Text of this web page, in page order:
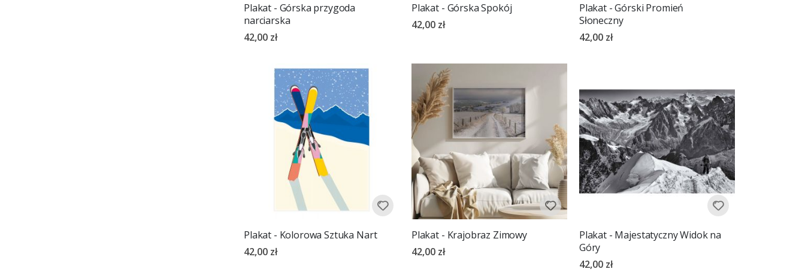
Plakat - Górska przygoda
narciarska
42,00 zł
Plakat - Górska Spokój
42,00 zł
Plakat - Górski Promień
Słoneczny
42,00 zł
Plakat - Kolorowa Sztuka Nart
42,00 zł
Plakat - Krajobraz Zimowy
42,00 zł
Plakat - Majestatyczny Widok na
Góry
42,00 zł